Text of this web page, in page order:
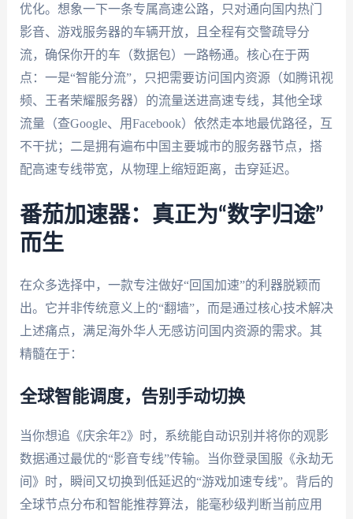
优化。想象一下一条专属高速公路，只对通向国内热门
影音、游戏服务器的车辆开放，且全程有交警疏导分
流，确保你开的车（数据包）一路畅通。核心在于两
点：一是“智能分流”，只把需要访问国内资源（如腾讯视
频、王者荣耀服务器）的流量送进高速专线，其他全球
流量（查Google、用Facebook）依然走本地最优路径，互
不干扰；二是拥有遍布中国主要城市的服务器节点，搭
配高速专线带宽，从物理上缩短距离，击穿延迟。
番茄加速器：真正为“数字归途”
而生
在众多选择中，一款专注做好“回国加速”的利器脱颖而
出。它并非传统意义上的“翻墙”，而是通过核心技术解决
上述痛点，满足海外华人无感访问国内资源的需求。其
精髓在于：
全球智能调度，告别手动切换
当你想追《庆余年2》时，系统能自动识别并将你的观影
数据通过最优的“影音专线”传输。当你登录国服《永劫无
间》时，瞬间又切换到低延迟的“游戏加速专线”。背后的
全球节点分布和智能推荐算法，能毫秒级判断当前应用